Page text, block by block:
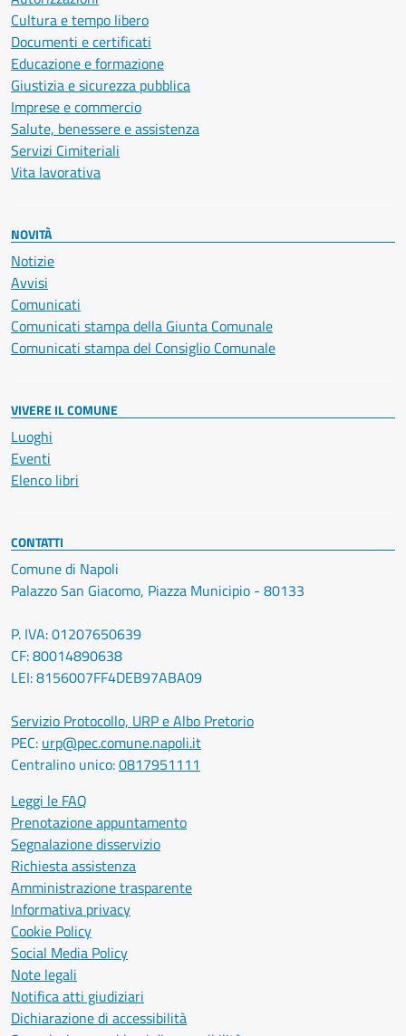
Cultura e tempo libero
Documenti e certificati
Educazione e formazione
Giustizia e sicurezza pubblica
Imprese e commercio
Salute, benessere e assistenza
Servizi Cimiteriali
Vita lavorativa
NOVITÀ
Notizie
Avvisi
Comunicati
Comunicati stampa della Giunta Comunale
Comunicati stampa del Consiglio Comunale
VIVERE IL COMUNE
Luoghi
Eventi
Elenco libri
CONTATTI
Comune di Napoli
Palazzo San Giacomo, Piazza Municipio - 80133
P. IVA: 01207650639
CF: 80014890638
LEI: 8156007FF4DEB97ABA09
Servizio Protocollo, URP e Albo Pretorio
PEC: urp@pec.comune.napoli.it
Centralino unico:0817951111
Leggi le FAQ
Prenotazione appuntamento
Segnalazione disservizio
Richiesta assistenza
Amministrazione trasparente
Informativa privacy
Cookie Policy
Social Media Policy
Note legali
Notifica atti giudiziari
Dichiarazione di accessibilità